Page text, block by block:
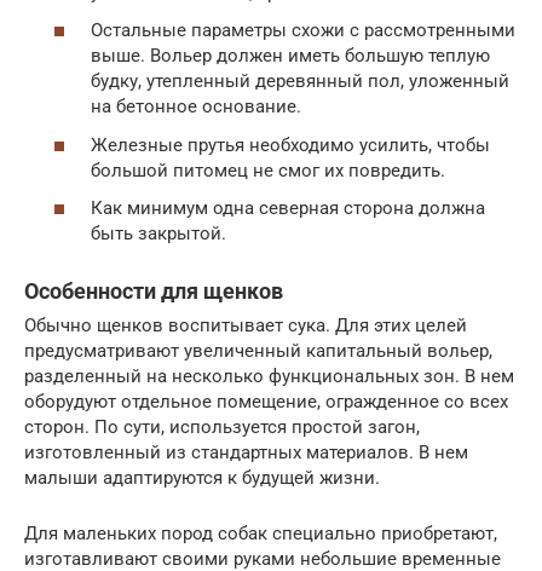
Остальные параметры схожи с рассмотренными
выше. Вольер должен иметь большую теплую
будку, утепленный деревянный пол, уложенный
на бетонное основание.
Железные прутья необходимо усилить, чтобы
большой питомец не смог их повредить.
Как минимум одна северная сторона должна
быть закрытой.
Особенности для щенков
Обычно щенков воспитывает сука. Для этих целей
предусматривают увеличенный капитальный вольер,
разделенный на несколько функциональных зон. В нем
оборудуют отдельное помещение, огражденное со всех
сторон. По сути, используется простой загон,
изготовленный из стандартных материалов. В нем
малыши адаптируются к будущей жизни.
Для маленьких пород собак специально приобретают,
изготавливают своими руками небольшие временные